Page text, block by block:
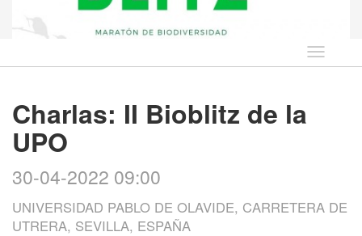
Idioma
Charlas: II Bioblitz de la
UPO
30-04-2022 09:00
UNIVERSIDAD PABLO DE OLAVIDE, CARRETERA DE
UTRERA, SEVILLA, ESPAÑA